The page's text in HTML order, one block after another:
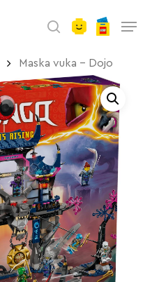
search
Maska vuka – Dojo